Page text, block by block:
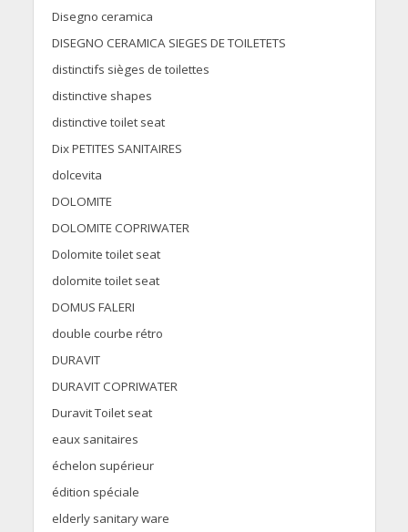
Disegno ceramica
DISEGNO CERAMICA SIEGES DE TOILETETS
distinctifs sièges de toilettes
distinctive shapes
distinctive toilet seat
Dix PETITES SANITAIRES
dolcevita
DOLOMITE
DOLOMITE COPRIWATER
Dolomite toilet seat
dolomite toilet seat
DOMUS FALERI
double courbe rétro
DURAVIT
DURAVIT COPRIWATER
Duravit Toilet seat
eaux sanitaires
échelon supérieur
édition spéciale
elderly sanitary ware